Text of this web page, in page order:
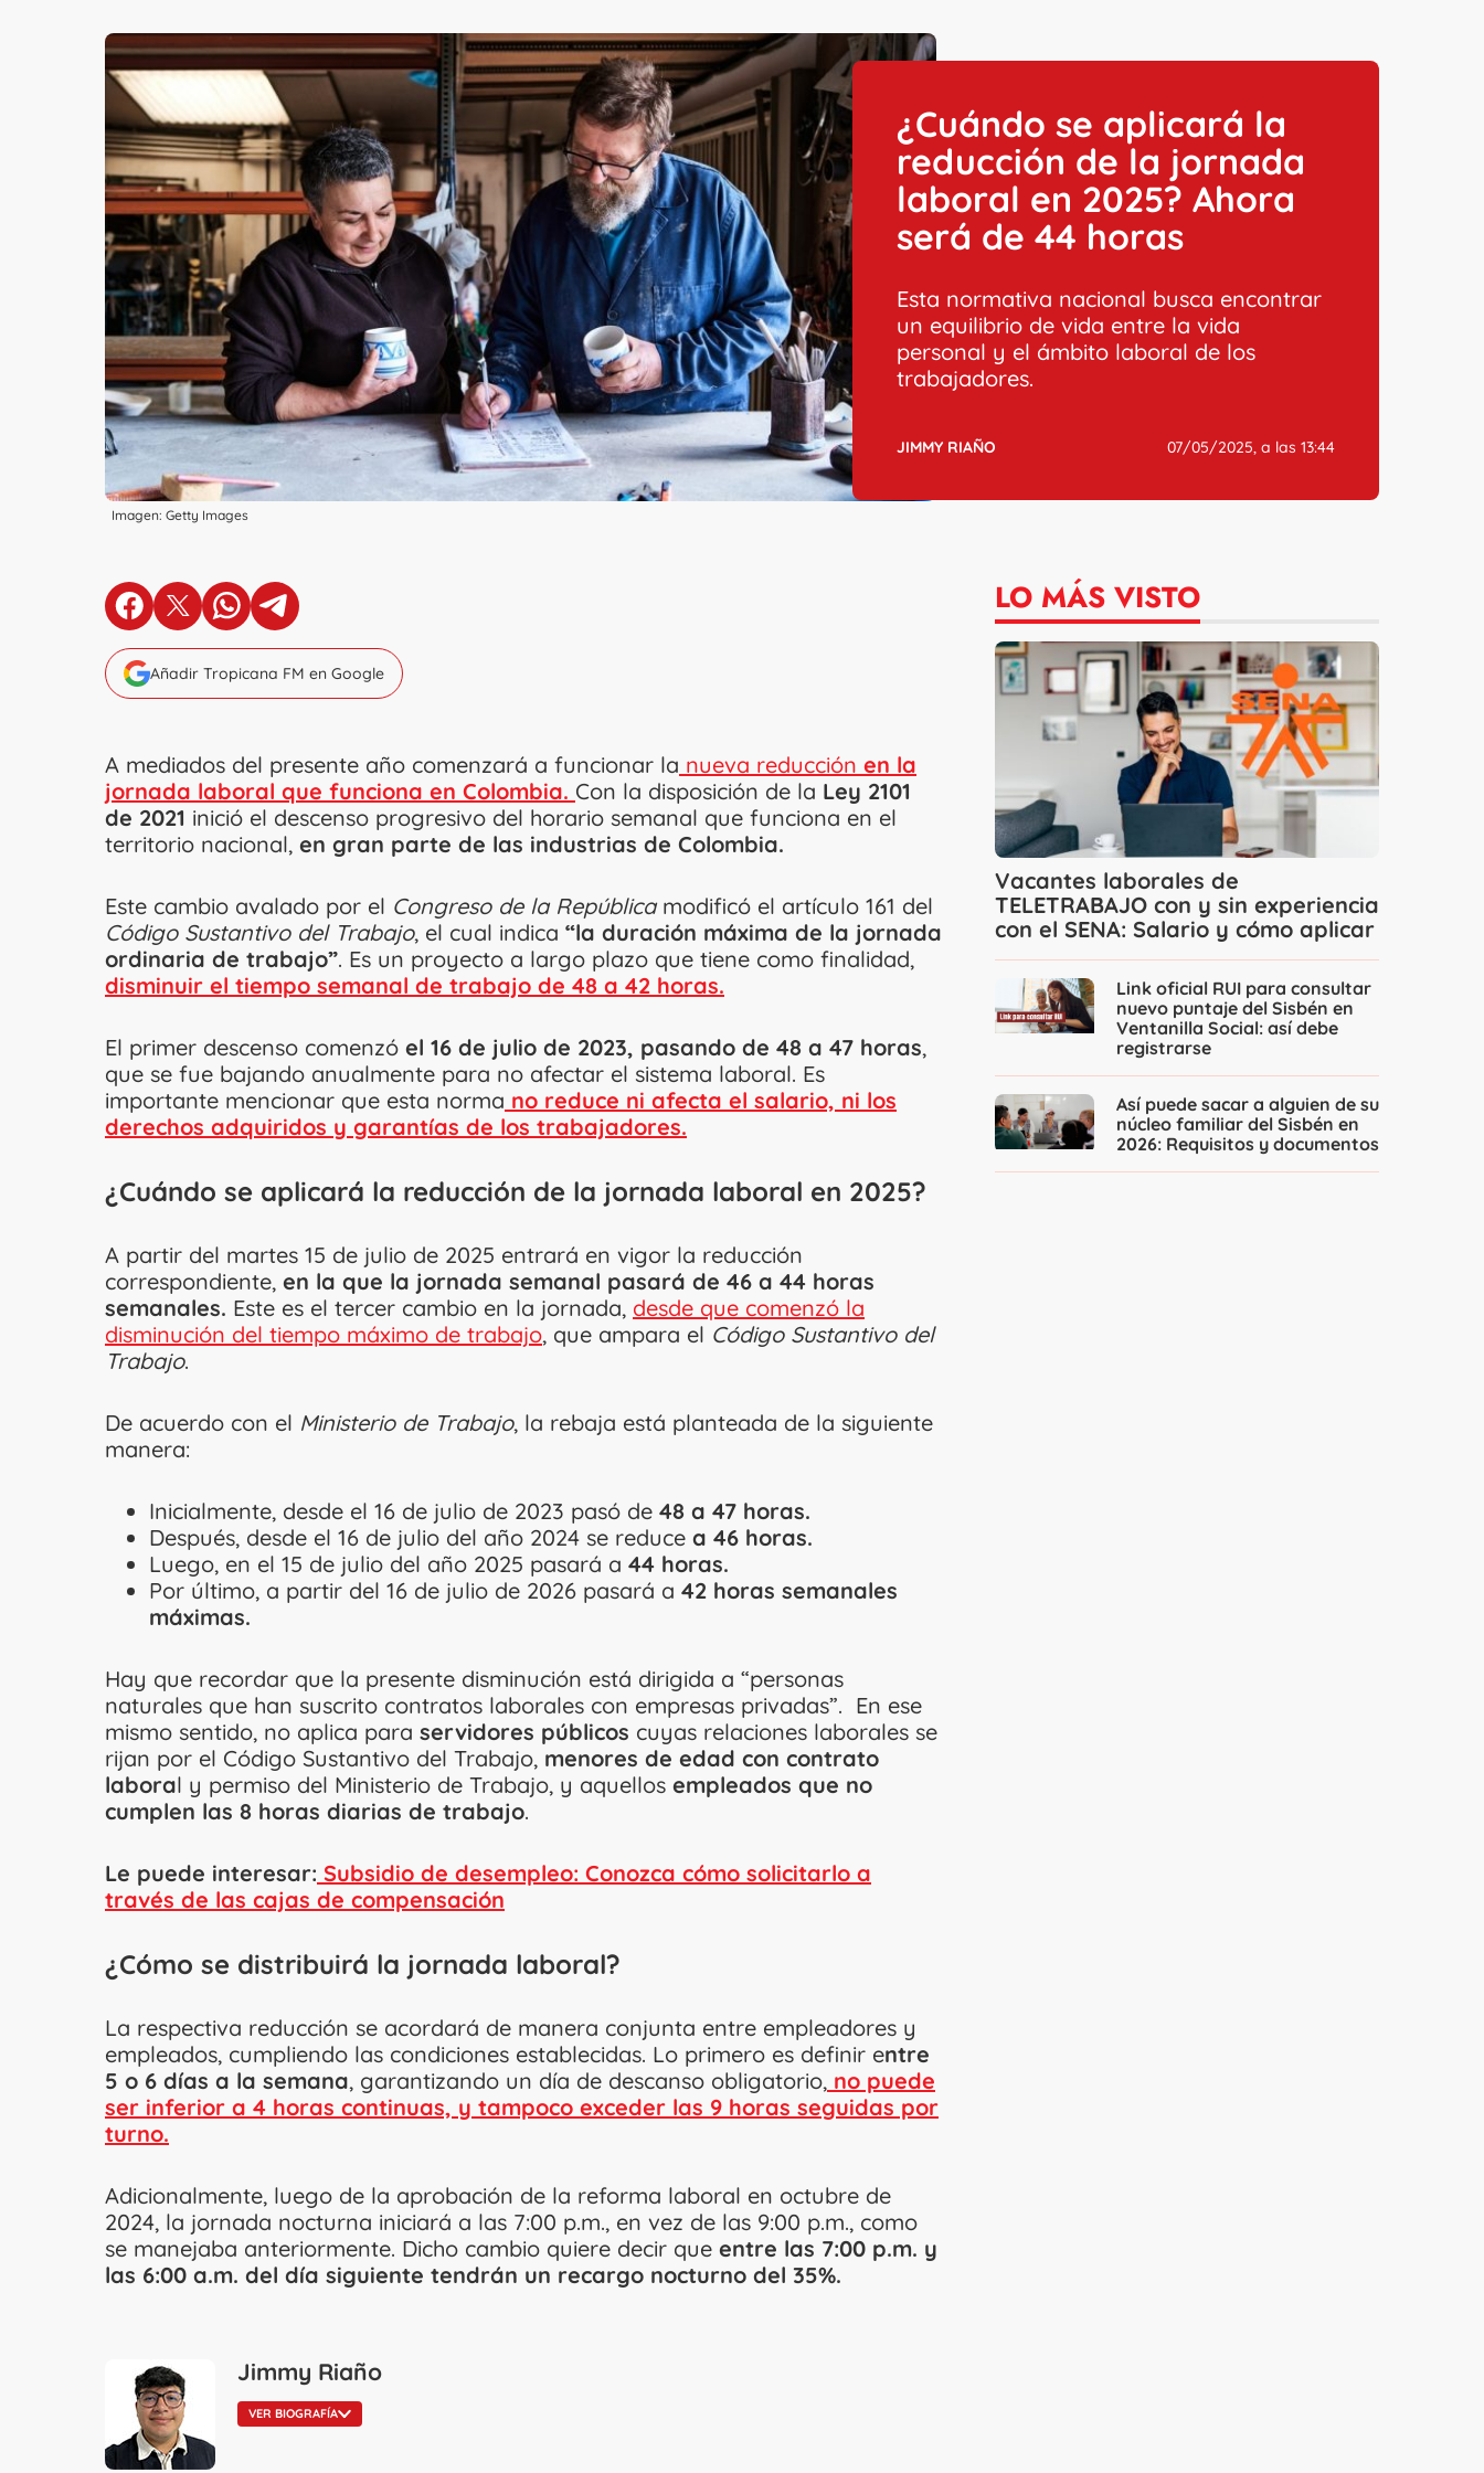
Imagen: Getty Images
¿Cuándo se aplicará la
reducción de la jornada
laboral en 2025? Ahora
será de 44 horas
Esta normativa nacional busca encontrar
un equilibrio de vida entre la vida
personal y el ámbito laboral de los
trabajadores.
JIMMY RIAÑO 07/05/2025, a las 13:44
en Facebook
en X en Whatsapp
en Telegram
Añadir Tropicana FM en Google
A mediados del presente año comenzará a funcionar la nueva reducción en la
jornada laboral que funciona en Colombia. Con la disposición de la Ley 2101
de 2021 inició el descenso progresivo del horario semanal que funciona en el
territorio nacional, en gran parte de las industrias de Colombia.
Este cambio avalado por el Congreso de la Repúblicamodificó el artículo 161 del
Código Sustantivo del Trabajo, el cual indica “la duración máxima de la jornada
ordinaria de trabajo”. Es un proyecto a largo plazo que tiene como finalidad,
disminuir el tiempo semanal de trabajo de 48 a 42 horas.
El primer descenso comenzó el 16 de julio de 2023, pasando de 48 a 47 horas,
que se fue bajando anualmente para no afectar el sistema laboral. Es
importante mencionar que esta norma no reduce ni afecta el salario, ni los
derechos adquiridos y garantías de los trabajadores.
¿Cuándo se aplicará la reducción de la jornada laboral en 2025?
A partir del martes 15 de julio de 2025 entrará en vigor la reducción
correspondiente, en la que la jornada semanal pasará de 46 a 44 horas
semanales. Este es el tercer cambio en la jornada, desde que comenzó la
disminución del tiempo máximo de trabajo, que ampara el Código Sustantivo del
Trabajo.
De acuerdo con el Ministerio de Trabajo, la rebaja está planteada de la siguiente
manera:
Inicialmente, desde el 16 de julio de 2023 pasó de 48 a 47 horas.
Después, desde el 16 de julio del año 2024 se reduce a 46 horas.
Luego, en el 15 de julio del año 2025 pasará a 44 horas.
Por último, a partir del 16 de julio de 2026 pasará a 42 horas semanales
máximas.
Hay que recordar que la presente disminución está dirigida a “personas
naturales que han suscrito contratos laborales con empresas privadas”. En ese
mismo sentido, no aplica para servidores públicos cuyas relaciones laborales se
rijan por el Código Sustantivo del Trabajo, menores de edad con contrato
laboral y permiso del Ministerio de Trabajo, y aquellos empleados que no
cumplen las 8 horas diarias de trabajo.
Le puede interesar: Subsidio de desempleo: Conozca cómo solicitarlo a
través de las cajas de compensación
¿Cómo se distribuirá la jornada laboral?
La respectiva reducción se acordará de manera conjunta entre empleadores y
empleados, cumpliendo las condiciones establecidas. Lo primero es definir entre
5 o 6 días a la semana, garantizando un día de descanso obligatorio, no puede
ser inferior a 4 horas continuas, y tampoco exceder las 9 horas seguidas por
turno.
Adicionalmente, luego de la aprobación de la reforma laboral en octubre de
2024, la jornada nocturna iniciará a las 7:00 p.m., en vez de las 9:00 p.m., como
se manejaba anteriormente. Dicho cambio quiere decir que entre las 7:00 p.m. y
las 6:00 a.m. del día siguiente tendrán un recargo nocturno del 35%.
Jimmy Riaño
VER BIOGRAFÍA
LO MÁS VISTO
Vacantes laborales de
TELETRABAJO con y sin experiencia
con el SENA: Salario y cómo aplicar
Link oficial RUI para consultar
nuevo puntaje del Sisbén en
Ventanilla Social: así debe
registrarse
Así puede sacar a alguien de su
núcleo familiar del Sisbén en
2026: Requisitos y documentos